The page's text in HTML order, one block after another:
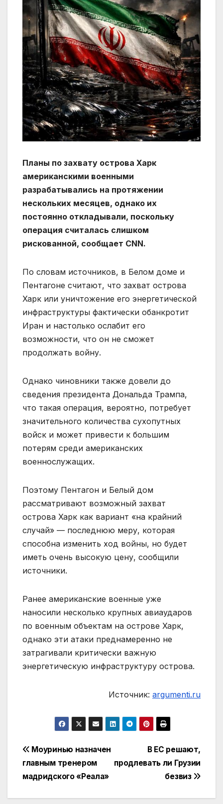
Планы по захвату острова Харк
американскими военными
разрабатывались на протяжении
нескольких месяцев, однако их
постоянно откладывали, поскольку
операция считалась слишком
рискованной, сообщает CNN.
По словам источников, в Белом доме и
Пентагоне считают, что захват острова
Харк или уничтожение его энергетической
инфраструктуры фактически обанкротит
Иран и настолько ослабит его
возможности, что он не сможет
продолжать войну.
Однако чиновники также довели до
сведения президента Дональда Трампа,
что такая операция, вероятно, потребует
значительного количества сухопутных
войск и может привести к большим
потерям среди американских
военнослужащих.
Поэтому Пентагон и Белый дом
рассматривают возможный захват
острова Харк как вариант «на крайний
случай» — последнюю меру, которая
способна изменить ход войны, но будет
иметь очень высокую цену, сообщили
источники.
Ранее американские военные уже
наносили несколько крупных авиаударов
по военным объектам на острове Харк,
однако эти атаки преднамеренно не
затрагивали критически важную
энергетическую инфраструктуру острова.
Источник: argumenti.ru
Навигация
по
записям
В ЕС решают,
продлевать ли Грузии
безвиз
Моуринью назначен
главным тренером
мадридского «Реала»